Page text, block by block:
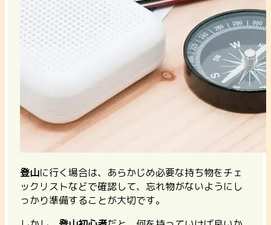
登山に行く場合は、あらかじめ必要な持ち物をチェ
ックリストなどで確認して、忘れ物がないようにし
っかり準備することが大切です。